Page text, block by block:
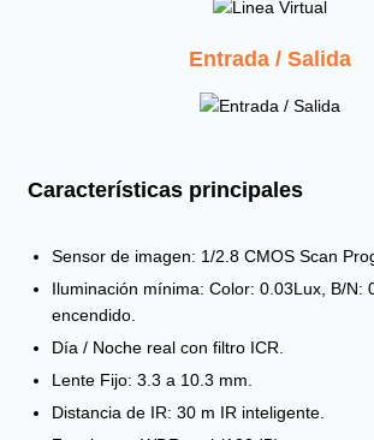
Entrada / Salida
Características principales
Sensor de imagen: 1/2.8 CMOS Scan
Iluminación mínima: Color: 0.03Lux, B/N:
encendido.
Día / Noche real con filtro ICR.
Lente Fijo: 3.3 a 10.3 mm.
Distancia de IR: 30 m IR inteligente.